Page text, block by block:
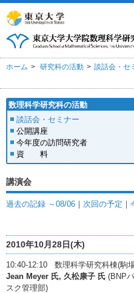
ホーム 研究科の活動 談話会・セ
数理科学研究科の活動
談話会・セミナー
公開講座
今年度の訪問研究者
資 料
講演会
過去の記録 ～08/06 ｜ 次回の予定 ｜
2010年10月28日(木)
10:40-12:10 数理科学研究科棟(駒
Jean Meyer 氏, 久松康子 氏 (BNP
スク管理部)